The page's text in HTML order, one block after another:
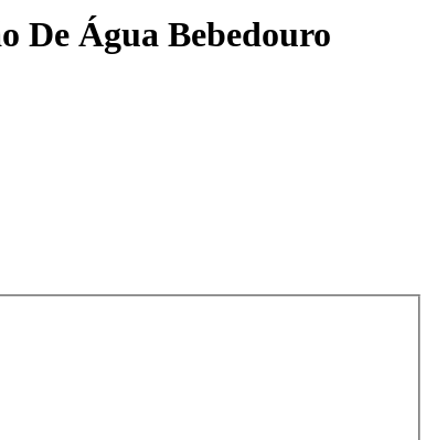
De Água Bebedouro